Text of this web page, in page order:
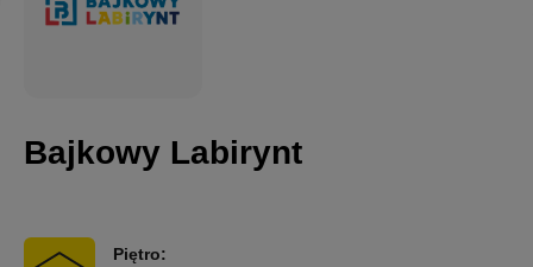
Bajkowy Labirynt
Piętro: